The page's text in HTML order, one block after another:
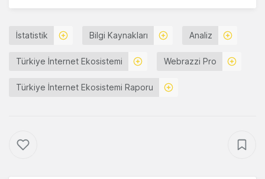
İstatistik Bilgi Kaynakları Analiz
Türkiye İnternet Ekosistemi Webrazzi Pro
Türkiye İnternet Ekosistemi Raporu